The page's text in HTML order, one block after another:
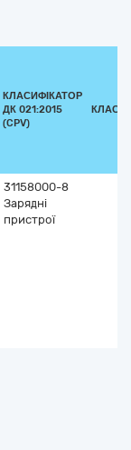
КЛАСИФІКАТОР
ДК 021:2015
(CPV)
31158000-8
Зарядні
пристрої